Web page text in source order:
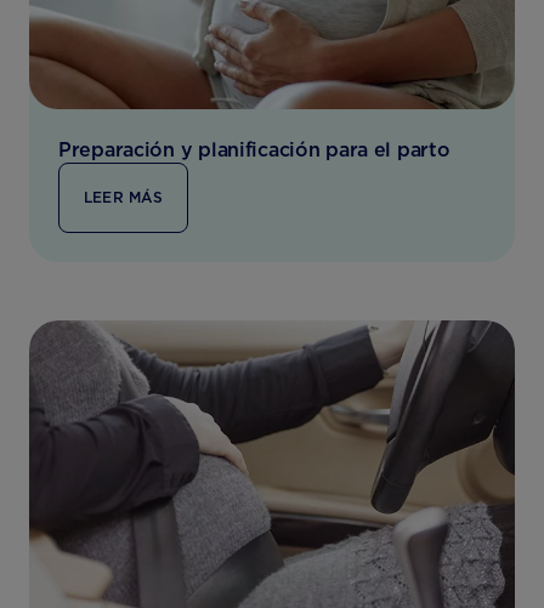
Preparación y planificación para el parto
LEER MÁS